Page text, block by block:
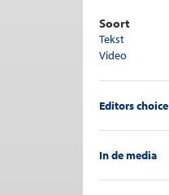
Woningmarkt
2014
2013
2012
2010
2009
Soort
Tekst
Video
Editors choice
In de media